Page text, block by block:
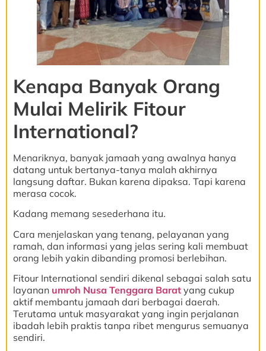
Kenapa Banyak Orang
Mulai Melirik Fitour
International?
Menariknya, banyak jamaah yang awalnya hanya
datang untuk bertanya-tanya malah akhirnya
langsung daftar. Bukan karena dipaksa. Tapi karena
merasa cocok.
Kadang memang sesederhana itu.
Cara menjelaskan yang tenang, pelayanan yang
ramah, dan informasi yang jelas sering kali membuat
orang lebih yakin dibanding promosi berlebihan.
Fitour International sendiri dikenal sebagai salah satu
layanan umroh Nusa Tenggara Barat yang cukup
aktif membantu jamaah dari berbagai daerah.
Terutama untuk masyarakat yang ingin perjalanan
ibadah lebih praktis tanpa ribet mengurus semuanya
sendiri.